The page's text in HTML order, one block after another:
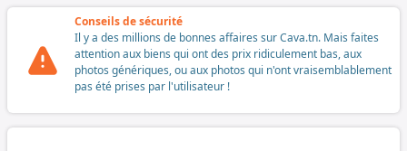
Conseils de sécurité
Il y a des millions de bonnes affaires sur Cava.tn. Mais faites
attention aux biens qui ont des prix ridiculement bas, aux
photos génériques, ou aux photos qui n'ont vraisemblablement
pas été prises par l'utilisateur !